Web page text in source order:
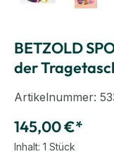
BETZOLD
der
Artikelnummer:
145,00 €*
Inhalt: 1 Stück